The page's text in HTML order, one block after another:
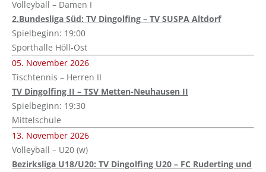
Volleyball – Damen I
2.Bundesliga Süd: TV Dingolfing – TV SUSPA Altdorf
Spielbeginn: 19:00
Sporthalle Höll-Ost
05. November 2026
Tischtennis – Herren II
TV Dingolfing II – TSV Metten-Neuhausen II
Spielbeginn: 19:30
Mittelschule
13. November 2026
Volleyball – U20 (w)
Bezirksliga U18/U20: TV Dingolfing U20 – FC Ruderting und